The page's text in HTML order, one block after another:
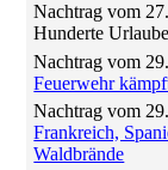
Nachtrag vom
Hunderte
Nachtrag vom
Feuerwehr
Nachtrag vom
Frankreich,
Waldbrände